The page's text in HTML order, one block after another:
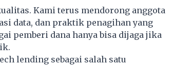
Kami terus mendorong anggota
data, dan praktik penagihan yang
pemberi dana hanya bisa dijaga jika
lending sebagai salah satu